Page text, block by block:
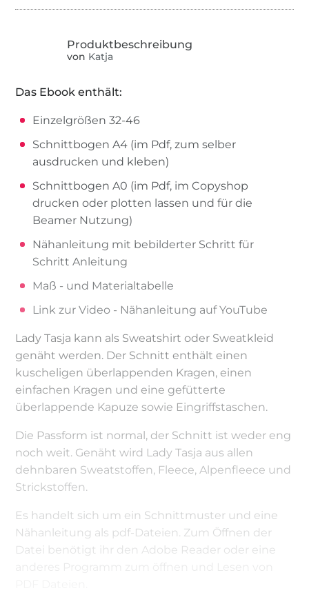
von Katja
Das Ebook enthält:
Einzelgrößen 32-46
Schnittbogen A4 (im Pdf, zum selber
ausdrucken und kleben)
Schnittbogen A0 (im Pdf, im Copyshop
drucken oder plotten lassen und für die
Beamer Nutzung)
Nähanleitung mit bebilderter Schritt für
Schritt Anleitung
Maß - und Materialtabelle
Link zur Video - Nähanleitung auf YouTube
Lady Tasja kann als Sweatshirt oder Sweatkleid
genäht werden. Der Schnitt enthält einen
kuscheligen überlappenden Kragen, einen
einfachen Kragen und eine gefütterte
überlappende Kapuze sowie Eingriffstaschen.
Die Passform ist normal, der Schnitt ist weder eng
noch weit. Genäht wird Lady Tasja aus allen
dehnbaren Sweatstoffen, Fleece, Alpenfleece und
Strickstoffen.
Es handelt sich um ein Schnittmuster und eine
Nähanleitung als pdf-Dateien. Zum Öffnen der
Datei benötigt ihr den Adobe Reader oder eine